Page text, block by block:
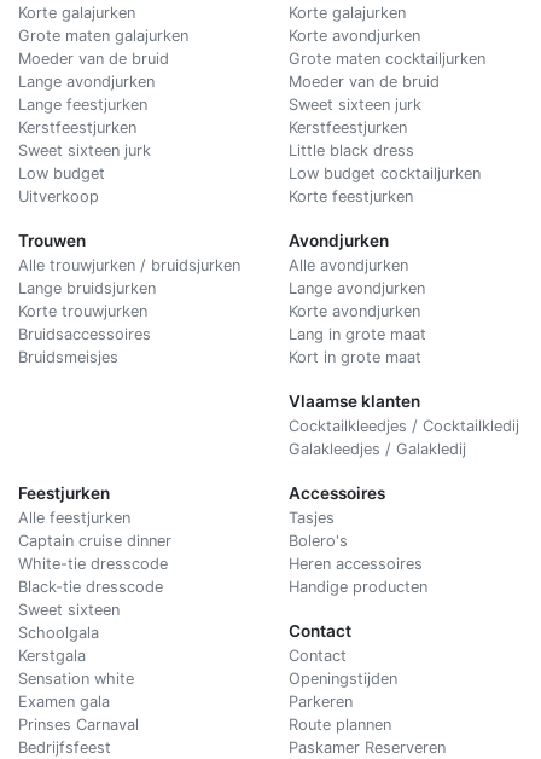
Korte galajurken
Grote maten galajurken
Moeder van de bruid
Lange avondjurken
Lange feestjurken
Kerstfeestjurken
Sweet sixteen jurk
Low budget
Uitverkoop
Trouwen
Alle trouwjurken / bruidsjurken
Lange bruidsjurken
Korte trouwjurken
Bruidsaccessoires
Bruidsmeisjes
Korte galajurken
Korte avondjurken
Grote maten cocktailjurken
Moeder van de bruid
Sweet sixteen jurk
Kerstfeestjurken
Little black dress
Low budget cocktailjurken
Korte feestjurken
Avondjurken
Alle avondjurken
Lange avondjurken
Korte avondjurken
Lang in grote maat
Kort in grote maat
Vlaamse klanten
Cocktailkleedjes / Cocktailkledij
Galakleedjes / Galakledij
Feestjurken
Alle feestjurken
Captain cruise dinner
White-tie dresscode
Black-tie dresscode
Sweet sixteen
Schoolgala
Kerstgala
Sensation white
Examen gala
Prinses Carnaval
Bedrijfsfeest
Accessoires
Tasjes
Bolero's
Heren accessoires
Handige producten
Contact
Contact
Openingstijden
Parkeren
Route plannen
Paskamer Reserveren